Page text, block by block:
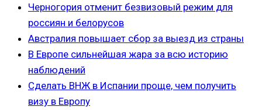
Черногория отменит безвизовый режим для
россиян и белорусов
Австралия повышает сбор за выезд из страны
В Европе сильнейшая жара за всю историю
наблюдений
Сделать ВНЖ в Испании проще, чем получить
визу в Европу